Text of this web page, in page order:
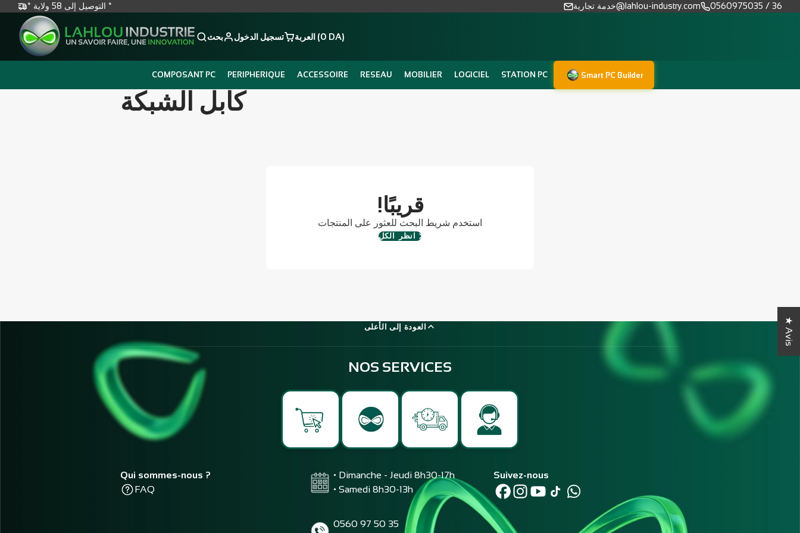
* التوصيل إلى 58 ولاية * خدمة تجارية@lahlou-industry.com 0560975035 / 36
بحث تسجيل الدخول العربة (0 DA)
COMPOSANT PC PERIPHERIQUE ACCESSOIRE RESEAU MOBILIER LOGICIEL STATION PC Smart PC Builder
كابل الشبكة
!قريبًا
استخدم شريط البحث للعثور على المنتجات
انظر الكل
العودة إلى الأعلى
NOS SERVICES
Qui sommes-nous ?
FAQ
• Dimanche - Jeudi 8h30-17h
• Samedi 8h30-13h
0560 97 50 35
Suivez-nous
★ Avis